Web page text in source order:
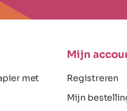
met
Mijn
Registreren
Mijn